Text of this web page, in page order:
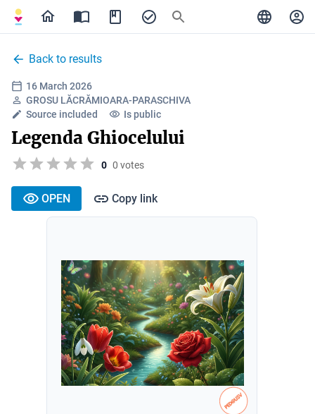
Back to results
16 March 2026
GROSU LĂCRĂMIOARA-PARASCHIVA
Source included
Is public
Legenda Ghiocelului
0 0 votes
OPEN Copy link